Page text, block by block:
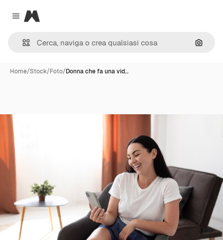
Close menu
Magnific
Cerca
Home/Stock/Foto/Donna che fa una vid…